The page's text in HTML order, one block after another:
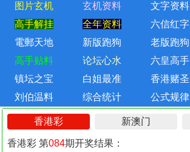
图片玄机 玄机资料 文字资料
高手解挂
全年资料 六信红字
電郵天地
新版跑狗 老版跑狗
高手贴料
论坛心水 六皇高手
镇坛之宝
白姐最准 香港赌圣
刘伯温料
综合统计 公式规律